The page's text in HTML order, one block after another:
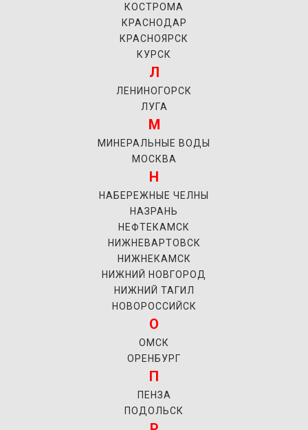
КОСТРОМА
КРАСНОДАР
КРАСНОЯРСК
КУРСК
Л
ЛЕНИНОГОРСК
ЛУГА
М
МИНЕРАЛЬНЫЕ ВОДЫ
МОСКВА
Н
НАБЕРЕЖНЫЕ ЧЕЛНЫ
НАЗРАНЬ
НЕФТЕКАМСК
НИЖНЕВАРТОВСК
НИЖНЕКАМСК
НИЖНИЙ НОВГОРОД
НИЖНИЙ ТАГИЛ
НОВОРОССИЙСК
О
ОМСК
ОРЕНБУРГ
П
ПЕНЗА
ПОДОЛЬСК